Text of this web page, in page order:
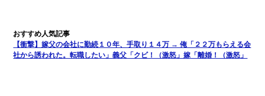
【衝撃】嫁父の会社に勤続１０年、手取り１４万 → 俺「２２万もらえる会
社から誘われた。転職したい」義父「クビ！（激怒」嫁「離婚！（激怒」